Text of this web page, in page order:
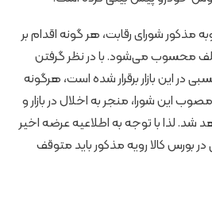
مذکور شورای رقابت، هر گونه اقدام بر
محسوب می‌شود. با در نظر گرفتن
در این بازار برقرار شده است، هرگونه
این شورا، منجر به اخلال در بازار و
لذا با توجه به اطلاعیه عرضه اخیر
بورس کالا رویه مذکور باید متوقف